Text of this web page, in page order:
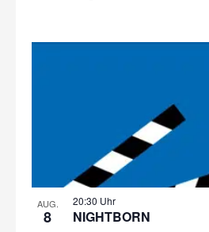
AUG.
8
20:30 Uhr
NIGHTBORN